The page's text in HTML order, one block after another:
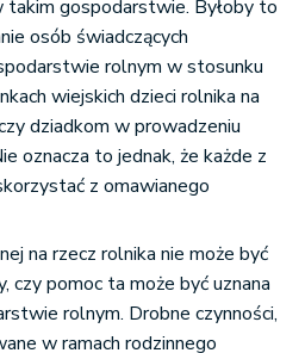
takim gospodarstwie. Byłoby to
osób świadczących
rolnym w stosunku
wiejskich dzieci rolnika na
dziadkom w prowadzeniu
oznacza to jednak, że każde z
z omawianego
na rzecz rolnika nie może być
czy pomoc ta może być uznana
rolnym. Drobne czynności,
w ramach rodzinnego